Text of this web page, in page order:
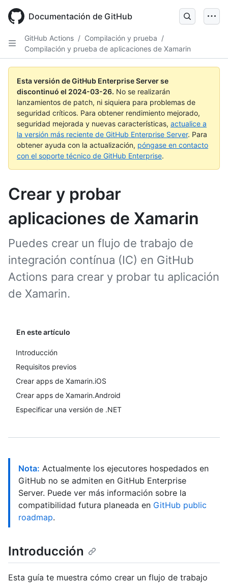
main
Documentación de GitHub
GitHub Actions / Compilación y prueba /
Compilación y prueba de aplicaciones de Xamarin
Esta versión de GitHub Enterprise Server se
discontinuó el 2024-03-26. No se realizarán
lanzamientos de patch, ni siquiera para problemas de
seguridad críticos. Para obtener rendimiento mejorado,
seguridad mejorada y nuevas características, actualice a
la versión más reciente de GitHub Enterprise Server. Para
obtener ayuda con la actualización, póngase en contacto
con el soporte técnico de GitHub Enterprise.
Crear y probar
aplicaciones de Xamarin
Puedes crear un flujo de trabajo de
integración contínua (IC) en GitHub
Actions para crear y probar tu aplicación
de Xamarin.
En este artículo
Introducción
Requisitos previos
Crear apps de Xamarin.iOS
Crear apps de Xamarin.Android
Especificar una versión de .NET
Nota: Actualmente los ejecutores hospedados en
GitHub no se admiten en GitHub Enterprise
Server. Puede ver más información sobre la
compatibilidad futura planeada en GitHub public
roadmap.
Introducción
Esta guía te muestra cómo crear un flujo de trabajo